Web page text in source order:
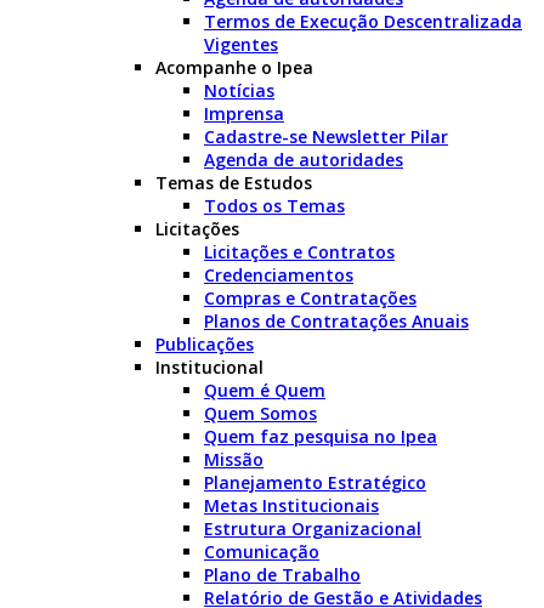
Termos de Execução Descentralizada
Vigentes
Acompanhe o Ipea
Notícias
Imprensa
Cadastre-se Newsletter Pilar
Agenda de autoridades
Temas de Estudos
Todos os Temas
Licitações
Licitações e Contratos
Credenciamentos
Compras e Contratações
Planos de Contratações Anuais
Publicações
Institucional
Quem é Quem
Quem Somos
Quem faz pesquisa no Ipea
Missão
Planejamento Estratégico
Metas Institucionais
Estrutura Organizacional
Comunicação
Plano de Trabalho
Relatório de Gestão e Atividades